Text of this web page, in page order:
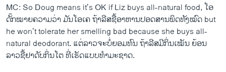
MC: So Doug means it’s OK if Liz buys all-natural food, ໂອ
ດັ໊ກໝາຍ​ຄວາມ​ວ່າ ມັນ​ໂອ​ເຄ ຖ້າ​ລີ​ສຊື້​ອາຫານ​ປອດ​ສານພິດ​ທັງ​ໝົດ but
he won’t tolerate her smelling bad because she buys all-
natural deodorant. ​ແຕ່​ລາວ​ຈະ​ບໍ່​ຍອມ​ທົນ ຖ້າ​ລີ​ສມີ​ກິ່ນ​ເໝັນ ​ຍ້ອນ​
ລາວ​ຊື້​ຢາ​ດັບ​ກິ່ນ​ໂຕ ​ທີ່​ເຮັດ​ແບບ​ທຳ​ມະ​ຊາດ.